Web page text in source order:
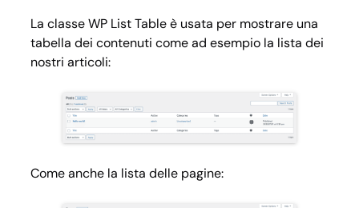
La classe WP List Table è usata per mostrare una
tabella dei contenuti come ad esempio la lista dei
nostri articoli:
Come anche la lista delle pagine: